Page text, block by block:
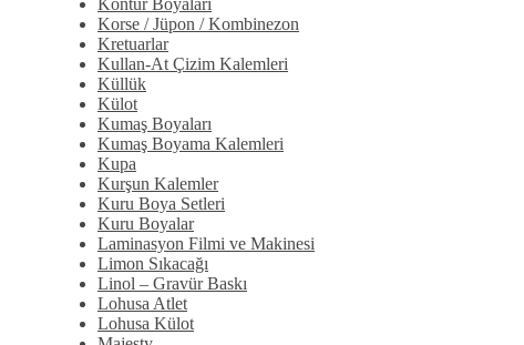
Korse / Jüpon / Kombinezon
Kretuarlar
Kullan-At Çizim Kalemleri
Küllük
Külot
Kumaş Boyaları
Kumaş Boyama Kalemleri
Kupa
Kurşun Kalemler
Kuru Boya Setleri
Kuru Boyalar
Laminasyon Filmi ve Makinesi
Limon Sıkacağı
Linol – Gravür Baskı
Lohusa Atlet
Lohusa Külot